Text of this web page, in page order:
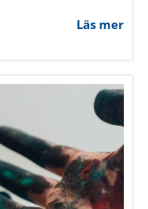
Läs mer